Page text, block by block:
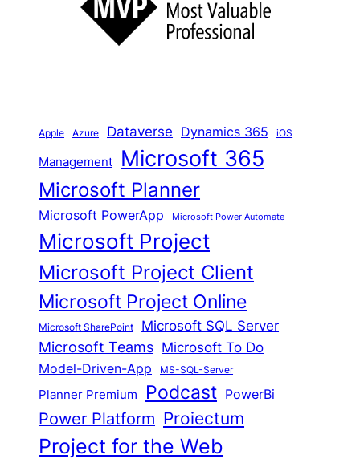
Apple Azure Dataverse Dynamics 365 iOS
Management Microsoft 365
Microsoft Planner
Microsoft PowerApp Microsoft Power Automate
Microsoft Project
Microsoft Project Client
Microsoft Project Online
Microsoft SharePoint Microsoft SQL Server
Microsoft Teams Microsoft To Do
Model-Driven-App MS-SQL-Server
Planner Premium Podcast PowerBi
Power Platform Proiectum
Project for the Web